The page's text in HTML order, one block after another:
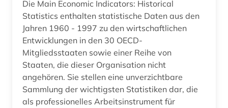
Die Main Economic Indicators: Historical
Statistics enthalten statistische Daten aus den
Jahren 1960 - 1997 zu den wirtschaftlichen
Entwicklungen in den 30 OECD-
Mitgliedsstaaten sowie einer Reihe von
Staaten, die dieser Organisation nicht
angehören. Sie stellen eine unverzichtbare
Sammlung der wichtigsten Statistiken dar, die
als professionelles Arbeitsinstrument für